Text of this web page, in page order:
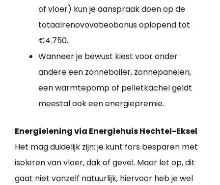
of vloer) kun je aanspraak doen op de
totaalrenovovatieobonus oplopend tot
€4.750.
Wanneer je bewust kiest voor onder
andere een zonneboiler, zonnepanelen,
een warmtepomp of pelletkachel geldt
meestal ook een energiepremie.
Energielening via Energiehuis Hechtel-Eksel
Het mag duidelijk zijn: je kunt fors besparen met
isoleren van vloer, dak of gevel. Maar let op, dit
gaat niet vanzelf natuurlijk, hiervoor heb je wel